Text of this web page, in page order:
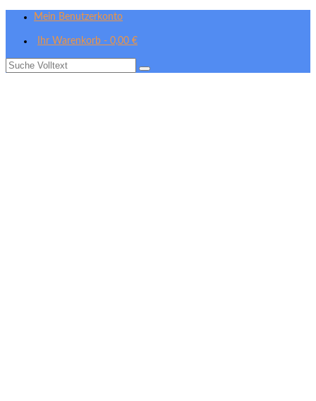
Mein Benutzerkonto
Ihr Warenkorb - 0,00 €
Suche